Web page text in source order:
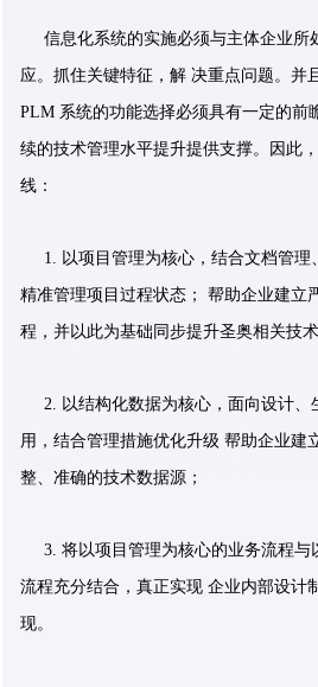
信息化系统的实施必须与主体企业所
应。抓住关键特征，解 决重点问题。并
PLM 系统的功能选择必须具有一定的前
续的技术管理水平提升提供支撑。因此
线：
1. 以项目管理为核心，结合文档管
精准管理项目过程状态； 帮助企业建立
程，并以此为基础同步提升圣奥相关技
2. 以结构化数据为核心，面向设计、
用，结合管理措施优化升级 帮助企业建
整、准确的技术数据源；
3. 将以项目管理为核心的业务流程
流程充分结合，真正实现 企业内部设计
现。